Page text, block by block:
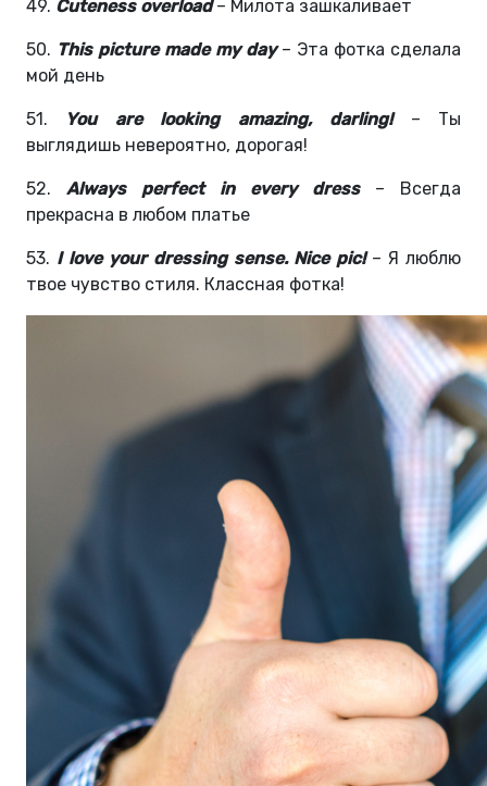
49. Cuteness overload– Милота зашкаливает
50. This picture made my day– Эта фотка сделала
мой день
51. You are looking amazing, darling!– Ты
выглядишь невероятно, дорогая!
52. Always perfect in every dress– Всегда
прекрасна в любом платье
53. I love your dressing sense. Nice pic! – Я люблю
твое чувство стиля. Классная фотка!